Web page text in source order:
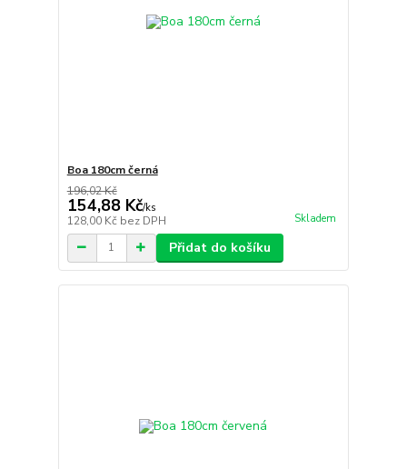
Boa 180cm černá
196,02 Kč
154,88 Kč/ks
128,00 Kč bez DPH Skladem
Přidat do košíku